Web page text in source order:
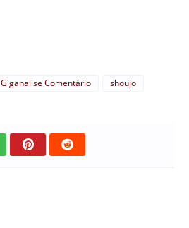
Giganalise Comentário
shoujo